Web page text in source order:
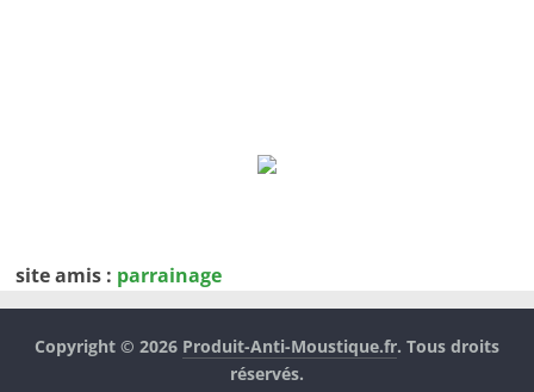
site amis : parrainage
Copyright © 2026 Produit-Anti-Moustique.fr. Tous droits
réservés.